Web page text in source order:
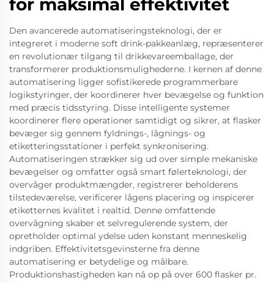
for maksimal effektivitet
Den avancerede automatiseringsteknologi, der er
integreret i moderne soft drink-pakkeanlæg, repræsenterer
en revolutionær tilgang til drikkevareemballage, der
transformerer produktionsmulighederne. I kernen af denne
automatisering ligger sofistikerede programmerbare
logikstyringer, der koordinerer hver bevægelse og funktion
med præcis tidsstyring. Disse intelligente systemer
koordinerer flere operationer samtidigt og sikrer, at flasker
bevæger sig gennem fyldnings-, lågnings- og
etiketteringsstationer i perfekt synkronisering.
Automatiseringen strækker sig ud over simple mekaniske
bevægelser og omfatter også smart følerteknologi, der
overvåger produktmængder, registrerer beholderens
tilstedeværelse, verificerer lågens placering og inspicerer
etiketternes kvalitet i realtid. Denne omfattende
overvågning skaber et selvregulerende system, der
opretholder optimal ydelse uden konstant menneskelig
indgriben. Effektivitetsgevinsterne fra denne
automatisering er betydelige og målbare.
Produktionshastigheden kan nå op på over 600 flasker pr.